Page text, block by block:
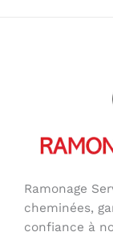
Ramonage
cheminées,
confiance à